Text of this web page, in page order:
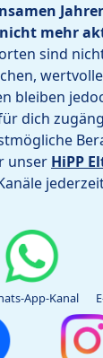
mehr
sind
bleiben
dich
unser HiPP
App-Kanal